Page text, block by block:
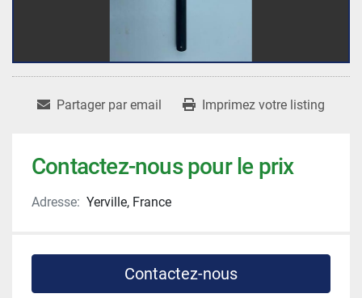
Partager par email Imprimez votre listing
Contactez-nous pour le prix
Adresse: Yerville, France
Contactez-nous